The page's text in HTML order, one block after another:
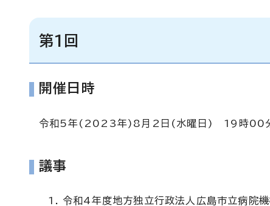
第1回
開催日時
令和5年(2023年)8月2日(水曜日) 19時00
議事
令和4年度地方独立行政法人広島市立病院